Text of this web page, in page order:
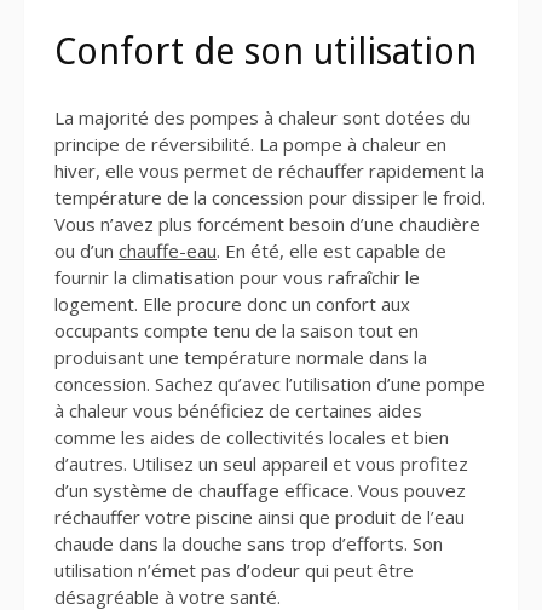
Confort de son utilisation
La majorité des pompes à chaleur sont dotées du
principe de réversibilité. La pompe à chaleur en
hiver, elle vous permet de réchauffer rapidement la
température de la concession pour dissiper le froid.
Vous n’avez plus forcément besoin d’une chaudière
ou d’un chauffe-eau. En été, elle est capable de
fournir la climatisation pour vous rafraîchir le
logement. Elle procure donc un confort aux
occupants compte tenu de la saison tout en
produisant une température normale dans la
concession. Sachez qu’avec l’utilisation d’une pompe
à chaleur vous bénéficiez de certaines aides
comme les aides de collectivités locales et bien
d’autres. Utilisez un seul appareil et vous profitez
d’un système de chauffage efficace. Vous pouvez
réchauffer votre piscine ainsi que produit de l’eau
chaude dans la douche sans trop d’efforts. Son
utilisation n’émet pas d’odeur qui peut être
désagréable à votre santé.